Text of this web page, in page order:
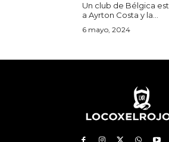
Un club de Bélgica
a Ayrton Costa y la...
6 mayo, 2024